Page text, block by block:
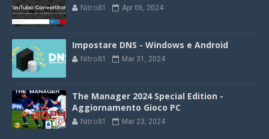
Nitro81 Apr 06, 2024
Impostare DNS - Windows e Android
Nitro81 Mar 31, 2024
The Manager 2024 Special Edition -
Aggiornamento Gioco PC
Nitro81 Mar 23, 2024